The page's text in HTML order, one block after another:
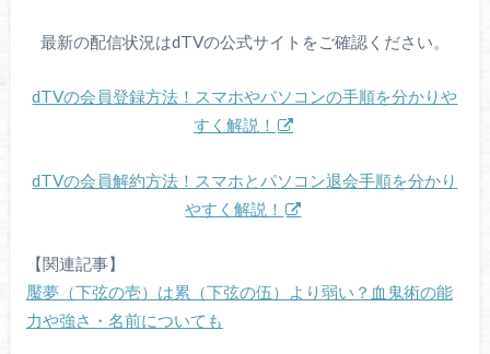
最新の配信状況はdTVの公式サイトをご確認ください。
dTVの会員登録方法！スマホやパソコンの手順を分かりや
すく解説！
dTVの会員解約方法！スマホとパソコン退会手順を分かり
やすく解説！
【関連記事】
魘夢（下弦の壱）は累（下弦の伍）より弱い？血鬼術の能
力や強さ・名前についても